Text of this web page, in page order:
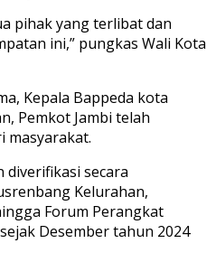
pihak yang terlibat dan
ini,” pungkas Wali Kota
Kepala Bappeda kota
Pemkot Jambi telah
masyarakat.
diverifikasi secara
Kelurahan,
Forum Perangkat
Desember tahun 2024